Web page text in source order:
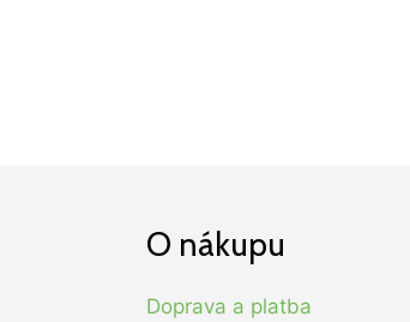
O nákupu
Doprava a platba